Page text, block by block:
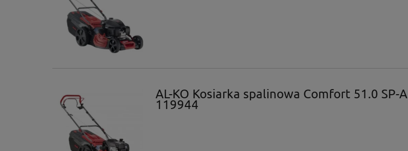
AL-KO Kosiarka spalinowa Comfort 51.0 SP-A
119944